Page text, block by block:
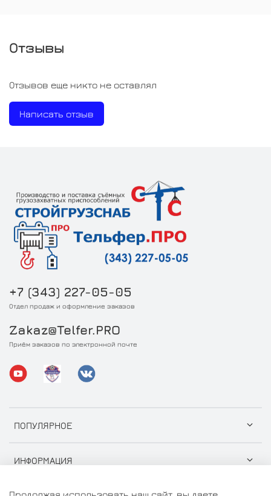
Отзывы
Отзывов еще никто не оставлял
Написать отзыв
ПОПУЛЯРНОЕ
ИНФОРМАЦИЯ
+7 (343) 227-05-05
Отдел продаж и оформление заказов
Zakaz@Telfer.PRO
Приём заказов по электронной почте